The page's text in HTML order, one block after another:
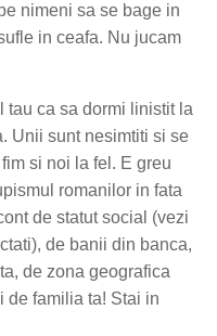
nimeni sa se bage in
in ceafa. Nu jucam
tau ca sa dormi linistit la
Unii sunt nesimtiti si se
si noi la fel. E greu
romanilor in fata
de statut social (vezi
de banii din banca,
de zona geografica
de familia ta! Stai in